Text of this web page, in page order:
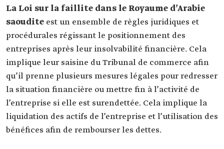
La Loi sur la faillite dans le Royaume d’Arabie
saoudite est un ensemble de règles juridiques et
procédurales régissant le positionnement des
entreprises après leur insolvabilité financière. Cela
implique leur saisine du Tribunal de commerce afin
qu’il prenne plusieurs mesures légales pour redresser
la situation financière ou mettre fin à l’activité de
l’entreprise si elle est surendettée. Cela implique la
liquidation des actifs de l’entreprise et l’utilisation des
bénéfices afin de rembourser les dettes.